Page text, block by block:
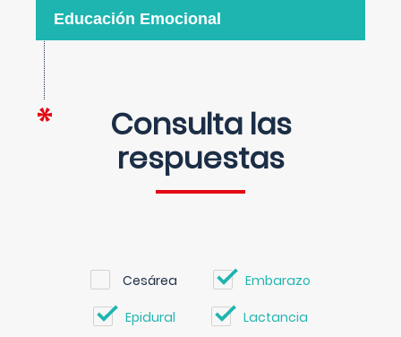
Educación Emocional
Consulta las
respuestas
Cesárea Embarazo
Epidural Lactancia